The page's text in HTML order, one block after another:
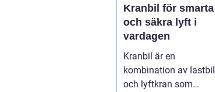
Kranbil för smarta
och säkra lyft i
vardagen
Kranbil är en
kombination av lastbil
och lyftkran som